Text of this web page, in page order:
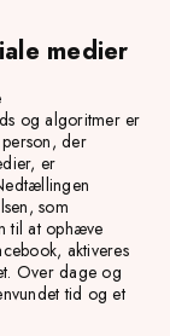
medier
og algoritmer er
der
er
som
til at ophæve
aktiveres
Over dage og
tid og et